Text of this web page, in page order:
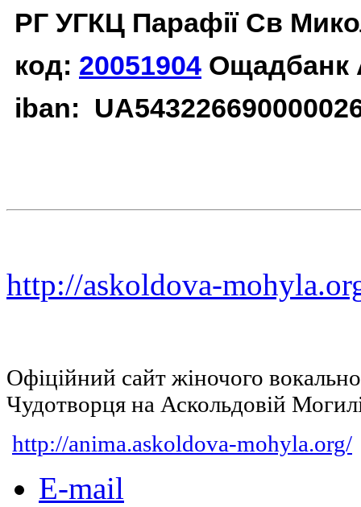
РГ УГКЦ Парафії Св
код: 20051904 Ощадбанк
iban:
http://askoldova-
Офіційний сайт жіночого
Чудотворця на Аскольдовій
http://anima.askoldova-mohyla.org/
E-mail